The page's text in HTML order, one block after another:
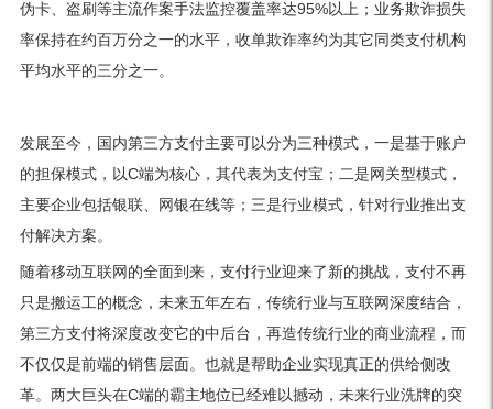
伪卡、盗刷等主流作案手法监控覆盖率达95%以上；业务欺诈损失
率保持在约百万分之一的水平，收单欺诈率约为其它同类支付机构
平均水平的三分之一。
发展至今，国内第三方支付主要可以分为三种模式，一是基于账户
的担保模式，以C端为核心，其代表为支付宝；二是网关型模式，
主要企业包括银联、网银在线等；三是行业模式，针对行业推出支
付解决方案。
随着移动互联网的全面到来，支付行业迎来了新的挑战，支付不再
只是搬运工的概念，未来五年左右，传统行业与互联网深度结合，
第三方支付将深度改变它的中后台，再造传统行业的商业流程，而
不仅仅是前端的销售层面。也就是帮助企业实现真正的供给侧改
革。两大巨头在C端的霸主地位已经难以撼动，未来行业洗牌的突